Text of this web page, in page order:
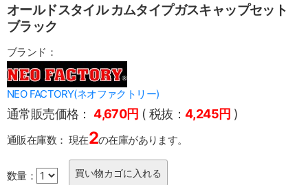
オールドスタイル カムタイプガスキャップセット
ブラック
ブランド：
NEO FACTORY(ネオファクトリー)
通常販売価格： 4,670円 ( 税抜：4,245円 )
通販在庫数： 現在2の在庫があります。
数量：